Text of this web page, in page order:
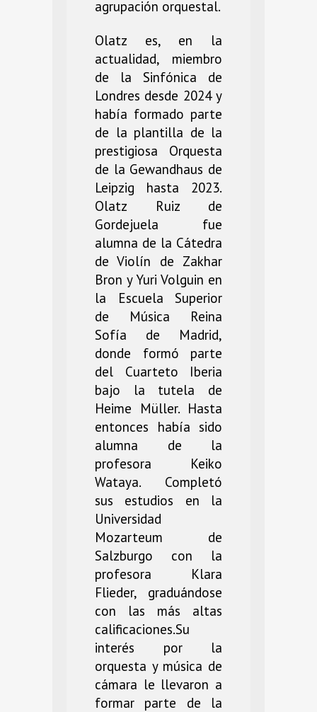
agrupación orquestal.
Olatz es, en la
actualidad, miembro
de la Sinfónica de
Londres desde 2024 y
había formado parte
de la plantilla de la
prestigiosa Orquesta
de la Gewandhaus de
Leipzig hasta 2023.
Olatz Ruiz de
Gordejuela fue
alumna de la Cátedra
de Violín de Zakhar
Bron y Yuri Volguin en
la Escuela Superior
de Música Reina
Sofía de Madrid,
donde formó parte
del Cuarteto Iberia
bajo la tutela de
Heime Müller. Hasta
entonces había sido
alumna de la
profesora Keiko
Wataya. Completó
sus estudios en la
Universidad
Mozarteum de
Salzburgo con la
profesora Klara
Flieder, graduándose
con las más altas
calificaciones.Su
interés por la
orquesta y música de
cámara le llevaron a
formar parte de la